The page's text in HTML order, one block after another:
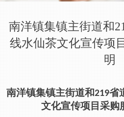
南洋镇集镇主街道和219省
文化宣传项目采购
南洋镇集镇主街道和
线水仙茶文化宣传项
明